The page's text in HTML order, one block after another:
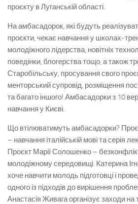
проєкту в Луганській області.
На амбасадорок, які будуть
проєкти, чекає навчання у школах-
молодіжного лідерства, новітніх
поведінки, блогерства тощо, а також
Старобільську, просування свого
менторський супровід, розміщення
та багато іншого! Амбасадорки з 10
навчання у Києві.
Що втілюватимуть амбасадорки?
– навчання італійській мові та серія
Проєкт Марії Солошенко –
молодіжному середовищі. Катерина
хоче навчити молодь підготовці і
одного із підходів до вирішення
Анастасія Живага організує заходи на